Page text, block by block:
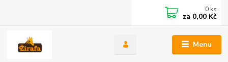
Menu
0 ks
za 0,00 Kč